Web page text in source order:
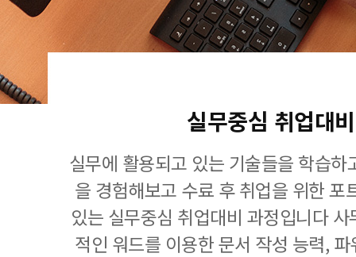
실무중심 취업대
실무에 활용되고 있는 기술들을 학습
을 경험해보고 수료 후 취업을 위한 포
있는 실무중심 취업대비 과정입니다
적인 워드를 이용한 문서 작성 능력,